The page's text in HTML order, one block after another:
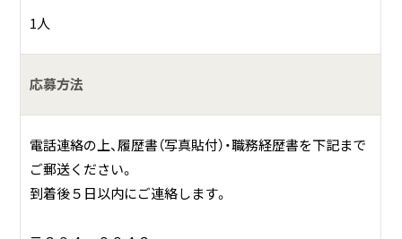
1人
応募方法
電話連絡の上、履歴書（写真貼付）・職務経歴書を下記まで
ご郵送ください。
到着後５日以内にご連絡します。